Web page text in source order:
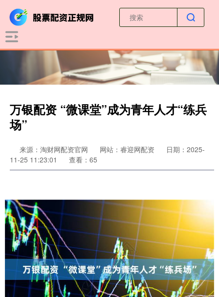
万银配资 “微课堂”成为青年人才“练兵
场”
来源：淘财网配资官网 网站：睿迎网配资
日期：2025-
11-25 11:23:01
查看：65